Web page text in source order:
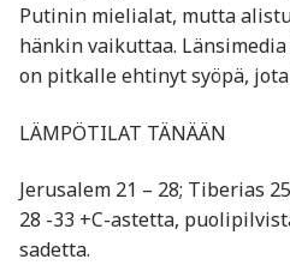
Putinin mielialat, mutta
hänkin vaikuttaa.
on pitkalle ehtinyt syöpä,
LÄMPÖTILAT TÄNÄÄN
Jerusalem 21 – 28; Tiberias
28 -33 +C-astetta,
sadetta.